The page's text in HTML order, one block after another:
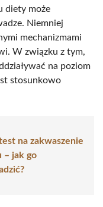
diety może
Niemniej
mechanizmami
W związku z tym,
na poziom
stosunkowo
na zakwaszenie
– jak go